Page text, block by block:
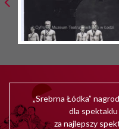
„Srebrna Łódka”
dla spektaklu
za najlepszy